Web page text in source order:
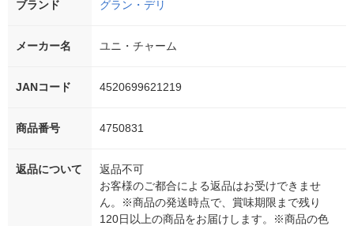
ブランド グラン・デリ
メーカー名 ユニ・チャーム
JANコード 4520699621219
商品番号 4750831
返品について
返品不可
お客様のご都合による返品はお受けできませ
ん。※商品の発送時点で、賞味期限まで残り
120日以上の商品をお届けします。※商品の色